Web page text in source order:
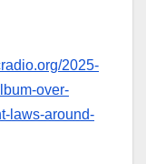
2025-
over-
laws-around-